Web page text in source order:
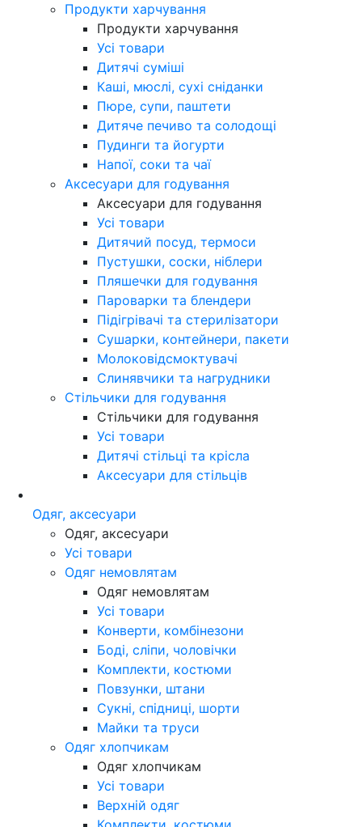
Продукти харчування
Продукти харчування
Усі товари
Дитячі суміші
Каші, мюслі, сухі сніданки
Пюре, супи, паштети
Дитяче печиво та солодощі
Пудинги та йогурти
Напої, соки та чаї
Аксесуари для годування
Аксесуари для годування
Усі товари
Дитячий посуд, термоси
Пустушки, соски, ніблери
Пляшечки для годування
Пароварки та блендери
Підігрівачі та стерилізатори
Сушарки, контейнери, пакети
Молоковідсмоктувачі
Слинявчики та нагрудники
Стільчики для годування
Стільчики для годування
Усі товари
Дитячі стільці та крісла
Аксесуари для стільців
Одяг, аксесуари
Одяг, аксесуари
Усі товари
Одяг немовлятам
Одяг немовлятам
Усі товари
Конверти, комбінезони
Боді, сліпи, чоловічки
Комплекти, костюми
Повзунки, штани
Сукні, спідниці, шорти
Майки та труси
Одяг хлопчикам
Одяг хлопчикам
Усі товари
Верхній одяг